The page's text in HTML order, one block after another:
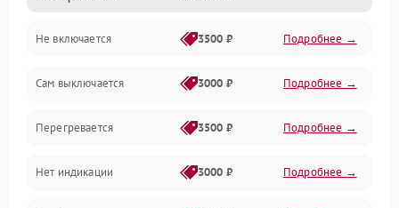
Не включается 3500 ₽ Подробнее →
Сам выключается 3000 ₽ Подробнее →
Перегревается 3500 ₽ Подробнее →
Нет индикации 3000 ₽ Подробнее →